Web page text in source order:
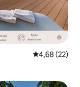
Classificação
4,68 (22)